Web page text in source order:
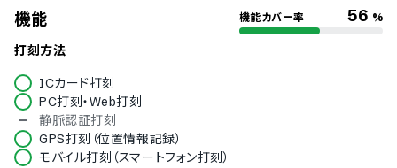
では？」と不安に感じられるかもしれませんが、その価格は
決して安易な低価格戦略ではない明確な理由があります。
徹底的な効率化と、お客様への真摯な想いが結実した勤怠
管理システムです。
—導入後のサポート体制や運用支援で、特に意識して
いる点はありますか？
機能 機能カバー率 56 %
打刻方法
ICカード打刻
PC打刻・Web打刻
静脈認証打刻
GPS打刻（位置情報記録）
モバイル打刻（スマートフォン打刻）